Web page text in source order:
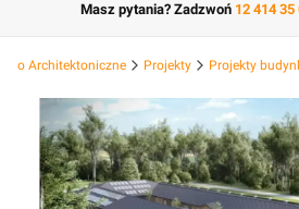
Masz pytania? Zadzwoń 12 414 35
Architektoniczne Projekty